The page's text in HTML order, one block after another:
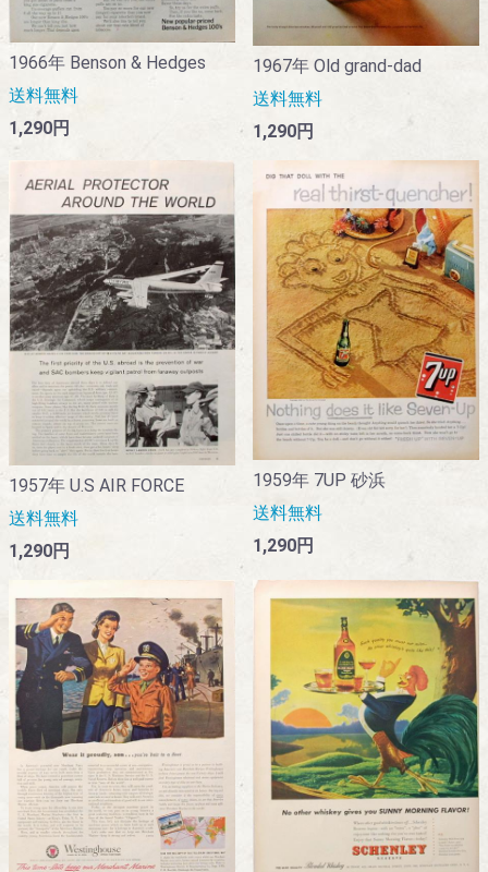
1966年 Benson & Hedges
送料無料
1,290円
1967年 Old grand-dad
送料無料
1,290円
1957年 U.S AIR FORCE
送料無料
1,290円
1959年 7UP 砂浜
送料無料
1,290円